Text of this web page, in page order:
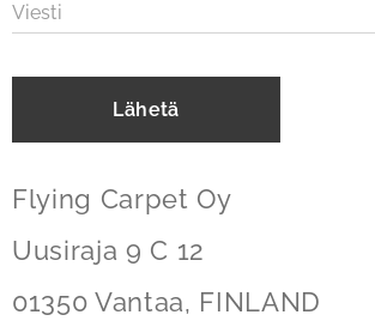
Viesti
Lähetä
Flying Carpet Oy
Uusiraja 9 C 12
01350 Vantaa, FINLAND